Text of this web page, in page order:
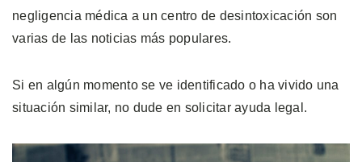
negligencia médica a un centro de desintoxicación son
varias de las noticias más populares.
Si en algún momento se ve identificado o ha vivido una
situación similar, no dude en solicitar ayuda legal.